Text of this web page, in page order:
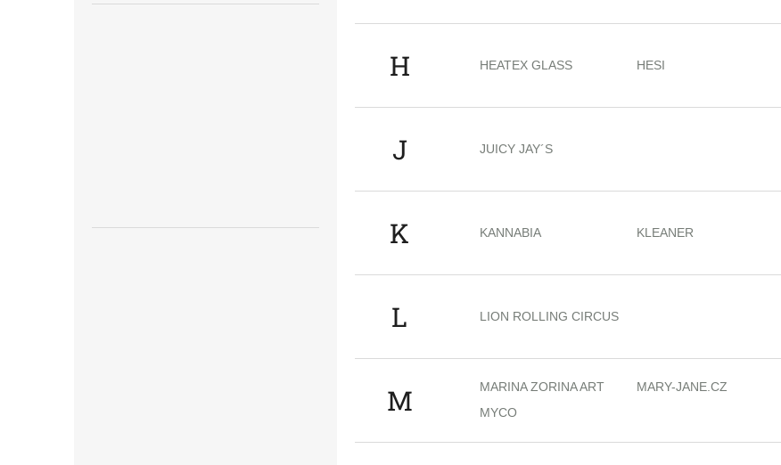
H HEATEX GLASS HESI
J JUICY JAY´S
K KANNABIA KLEANER
L LION ROLLING CIRCUS
M MARINA ZORINA ART MARY-JANE.CZ
MYCO